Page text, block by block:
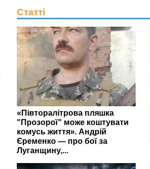
Статті
«Півторалітрова пляшка
"Прозорої" може коштувати
комусь життя». Андрій
Єременко — про бої за
Луганщину,...